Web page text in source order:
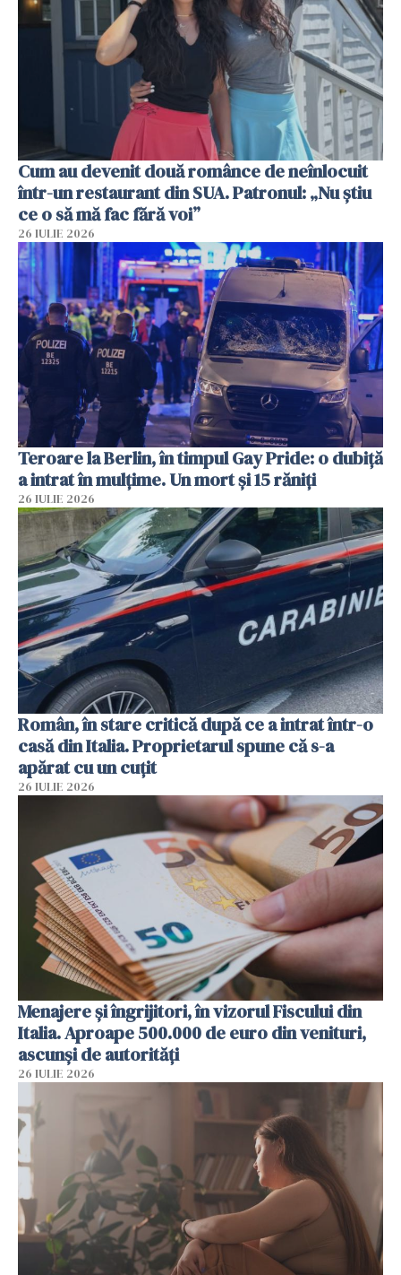
Cum au devenit două românce de neînlocuit
într-un restaurant din SUA. Patronul: „Nu știu
ce o să mă fac fără voi”
26 IULIE 2026
Teroare la Berlin, în timpul Gay Pride: o dubiță
a intrat în mulțime. Un mort și 15 răniți
26 IULIE 2026
Român, în stare critică după ce a intrat într-o
casă din Italia. Proprietarul spune că s-a
apărat cu un cuțit
26 IULIE 2026
Menajere și îngrijitori, în vizorul Fiscului din
Italia. Aproape 500.000 de euro din venituri,
ascunși de autorități
26 IULIE 2026